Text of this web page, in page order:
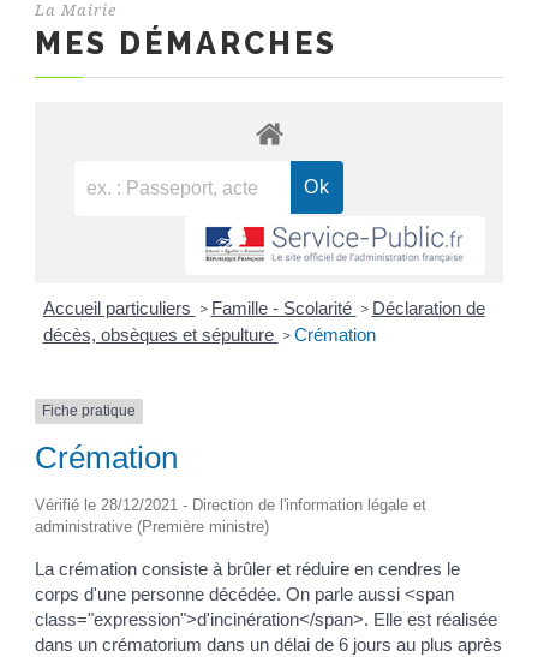
La Mairie
MES DÉMARCHES
Accueil particuliers > Famille - Scolarité > Déclaration de
décès, obsèques et sépulture > Crémation
Fiche pratique
Crémation
Vérifié le 28/12/2021 - Direction de l'information légale et
administrative (Première ministre)
La crémation consiste à brûler et réduire en cendres le
corps d'une personne décédée. On parle aussi <span
class="expression">d'incinération</span>. Elle est réalisée
dans un crématorium dans un délai de 6 jours au plus après